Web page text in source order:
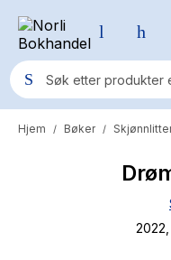
Populære søk
Fury Bound - Sable
Hjem / Bøker /
2022